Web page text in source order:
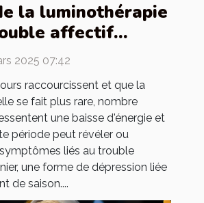
la luminothérapie
affectif
solutions
2025 07:42
raccourcissent et que la
se fait plus rare, nombre
une baisse d'énergie et
période peut révéler ou
liés au trouble
une forme de dépression liée
de saison....